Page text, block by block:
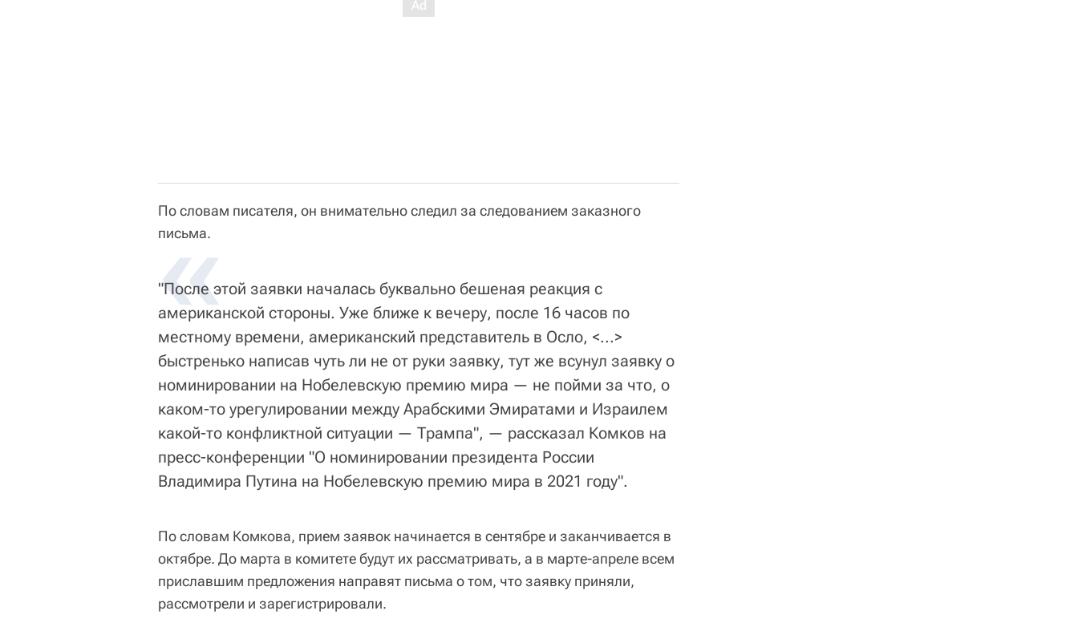
По словам писателя, он внимательно следил за следованием заказного
письма.
«
"После этой заявки началась буквально бешеная реакция с
американской стороны. Уже ближе к вечеру, после 16 часов по
местному времени, американский представитель в Осло, <...>
быстренько написав чуть ли не от руки заявку, тут же всунул заявку о
номинировании на Нобелевскую премию мира — не пойми за что, о
каком-то урегулировании между Арабскими Эмиратами и Израилем
какой-то конфликтной ситуации — Трампа", — рассказал Комков на
пресс-конференции "О номинировании президента России
Владимира Путина на Нобелевскую премию мира в 2021 году".
По словам Комкова, прием заявок начинается в сентябре и заканчивается в
октябре. До марта в комитете будут их рассматривать, а в марте-апреле всем
приславшим предложения направят письма о том, что заявку приняли,
рассмотрели и зарегистрировали.